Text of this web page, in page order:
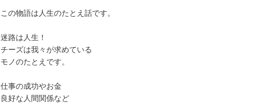
この物語は人生のたとえ話です。
迷路は人生！
チーズは我々が求めている
モノのたとえです。
仕事の成功やお金
良好な人間関係など